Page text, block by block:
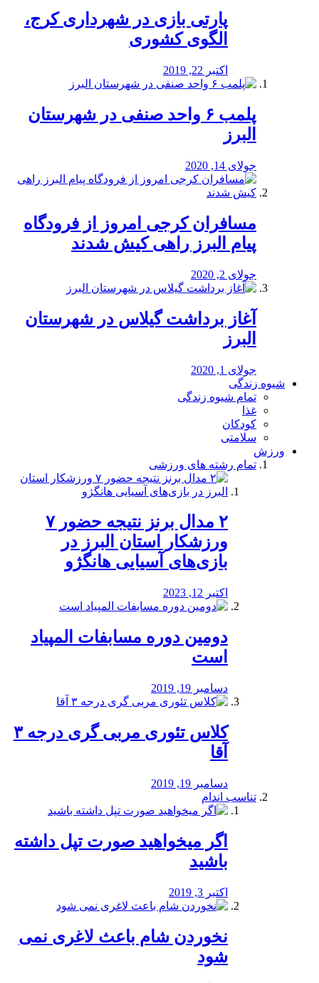
پارتی بازی در شهرداری کرج،
الگوی کشوری
اکتبر 22, 2019
پلمب ۶ واحد صنفی در شهرستان
البرز
جولای 14, 2020
مسافران کرجی امروز از فرودگاه
پیام البرز راهی کیش شدند
جولای 2, 2020
آغاز برداشت گیلاس در شهرستان
البرز
جولای 1, 2020
شیوه زندگی
تمام شیوه زندگی
غذا
کودکان
سلامتی
ورزش
تمام رشته های ورزشی
۲ مدال برنز نتیجه حضور ۷
ورزشکار استان البرز در
بازی‌های آسیایی هانگژو
اکتبر 12, 2023
دومین دوره مسابفات المپیاد
است
دسامبر 19, 2019
کلاس تئوری مربی گری درجه ۳
آقا
دسامبر 19, 2019
تناسب اندام
اگر میخواهید صورت تپل داشته
باشید
اکتبر 3, 2019
نخوردن شام باعث لاغری نمی
‌شود